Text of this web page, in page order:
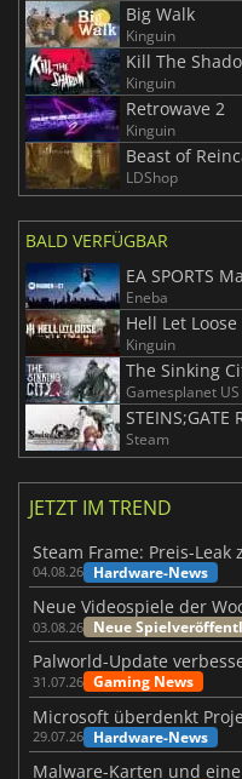
Big Walk
Kinguin
Kill The
Kinguin
Retrowave 2
Kinguin
Beast of
LDShop
BALD VERFÜGBAR
EA SPORTS
Eneba
Hell Let
Kinguin
The Sinking
Gamesplanet US
STEINS;GATE
Steam
JETZT IM TREND
04.08.26 Hardware-News
03.08.26 Neue
31.07.26 Gaming News
29.07.26 Hardware-News